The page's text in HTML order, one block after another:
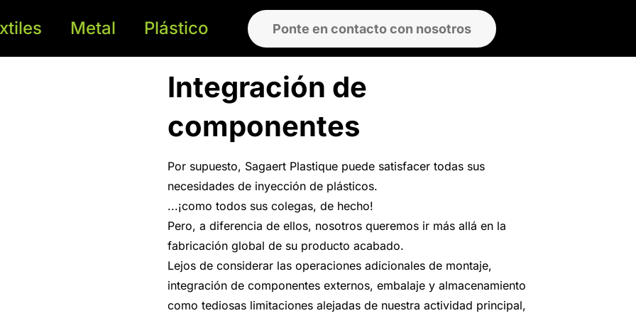
Metal Plástico Ponte en contacto con nosotros
Integración de
componentes
Por supuesto, Sagaert Plastique puede satisfacer todas sus
necesidades de inyección de plásticos.
...¡como todos sus colegas, de hecho!
Pero, a diferencia de ellos, nosotros queremos ir más allá en la
fabricación global de su producto acabado.
Lejos de considerar las operaciones adicionales de montaje,
integración de componentes externos, embalaje y almacenamiento
como tediosas limitaciones alejadas de nuestra actividad principal,